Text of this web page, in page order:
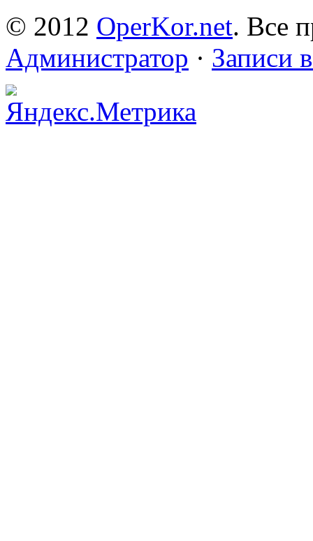
© 2012 OperKor.net. Все
Администратор · Записи